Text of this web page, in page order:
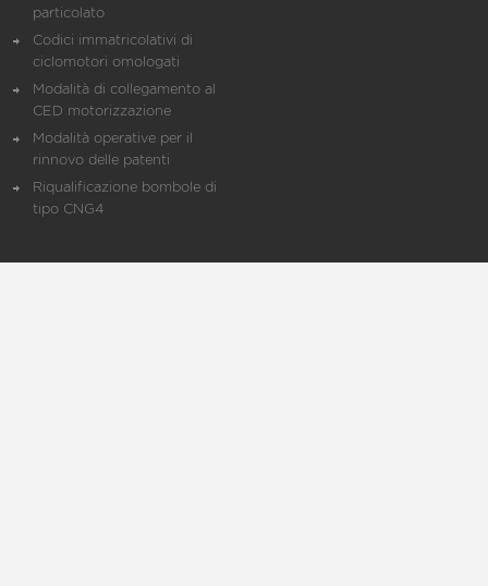
particolato
Codici immatricolativi di
ciclomotori omologati
Modalità di collegamento al
CED motorizzazione
Modalità operative per il
rinnovo delle patenti
Riqualificazione bombole di
tipo CNG4